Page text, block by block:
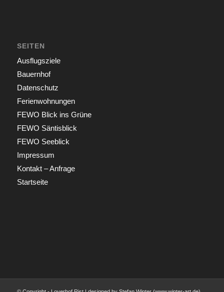
SEITEN
Ausflugsziele
Bauernhof
Datenschutz
Ferienwohnungen
FEWO Blick ins Grüne
FEWO Säntisblick
FEWO Seeblick
Impressum
Kontakt – Anfrage
Startseite